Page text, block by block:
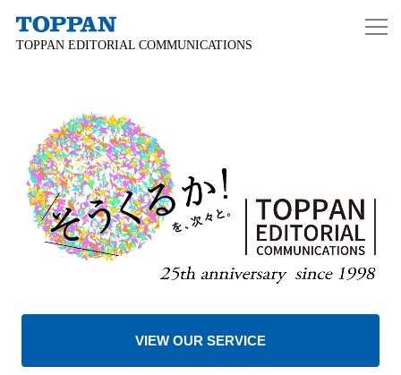
TOPPAN EDITORIAL COMMUNICATIONS
VIEW OUR SERVICE